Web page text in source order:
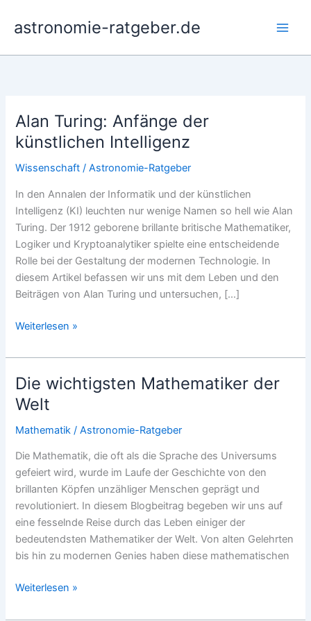
Inhaltastronomie-ratgeber.de
Alan Turing: Anfänge der
künstlichen Intelligenz
Wissenschaft /Astronomie-Ratgeber
In den Annalen der Informatik und der künstlichen
Intelligenz (KI) leuchten nur wenige Namen so hell wie Alan
Turing. Der 1912 geborene brillante britische Mathematiker,
Logiker und Kryptoanalytiker spielte eine entscheidende
Rolle bei der Gestaltung der modernen Technologie. In
diesem Artikel befassen wir uns mit dem Leben und den
Beiträgen von Alan Turing und untersuchen, […]
Alan
Anfänge
der
künstlichen
Intelligenz
Weiterlesen »
Die wichtigsten Mathematiker der
Welt
Mathematik /Astronomie-Ratgeber
Die Mathematik, die oft als die Sprache des Universums
gefeiert wird, wurde im Laufe der Geschichte von den
brillanten Köpfen unzähliger Menschen geprägt und
revolutioniert. In diesem Blogbeitrag begeben wir uns auf
eine fesselnde Reise durch das Leben einiger der
bedeutendsten Mathematiker der Welt. Von alten Gelehrten
bis hin zu modernen Genies haben diese mathematischen
Die
Weiterlesen »